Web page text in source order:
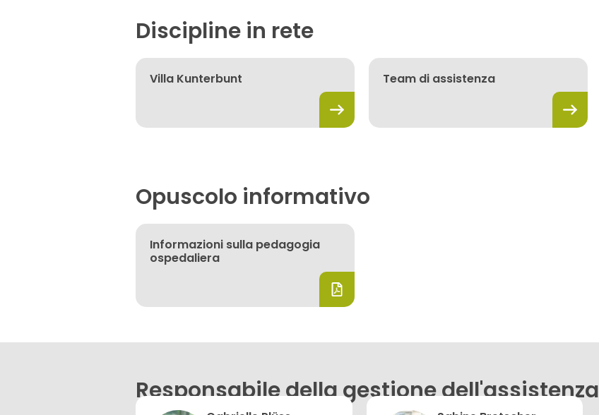
Discipline in rete
Villa Kunterbunt Team di assistenza
Opuscolo informativo
Informazioni sulla pedagogia
ospedaliera
Responsabile della gestione dell'assistenza